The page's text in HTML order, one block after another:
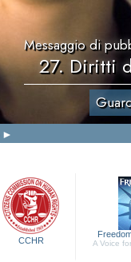
Messaggio di
27. Diritti
CCHR A Voice